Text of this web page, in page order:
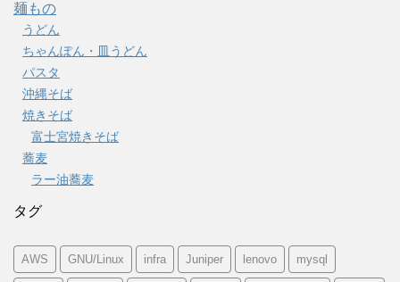
麺もの
うどん
ちゃんぽん・皿うどん
パスタ
沖縄そば
焼きそば
富士宮焼きそば
蕎麦
ラー油蕎麦
タグ
AWS GNU/Linux infra Juniper lenovo mysql